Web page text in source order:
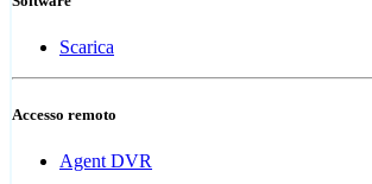
Scarica
Accesso remoto
Agent DVR